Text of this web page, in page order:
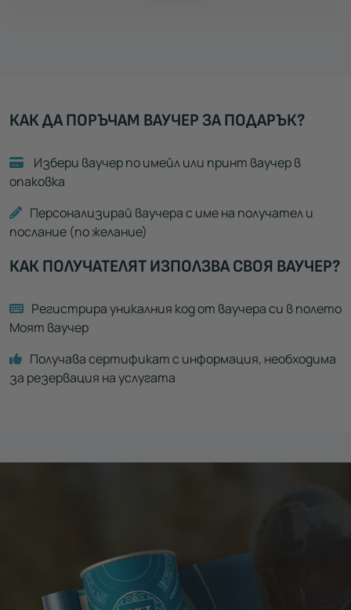
КАК ДА ПОРЪЧАМ ВАУЧЕР ЗА ПОДАРЪК?
Избери ваучер по имейл или принт ваучер в
опаковка
Персонализирай ваучера с име на получател и
послание (по желание)
КАК ПОЛУЧАТЕЛЯТ ИЗПОЛЗВА СВОЯ ВАУЧЕР?
Регистрира уникалния код от ваучера си в полето
Моят ваучер
Получава сертификат с информация, необходима
за резервация на услугата